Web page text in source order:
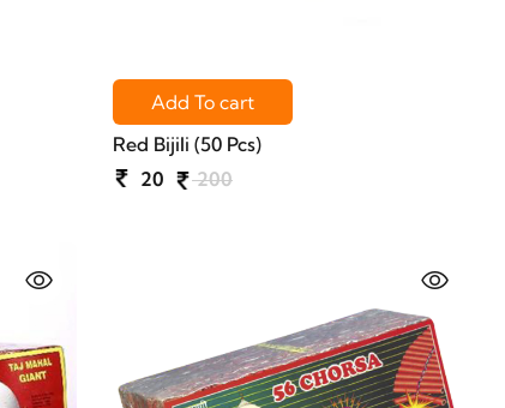
Add To cart
Red Bijili (50 Pcs)
20
200